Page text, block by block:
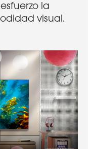
la
visual.